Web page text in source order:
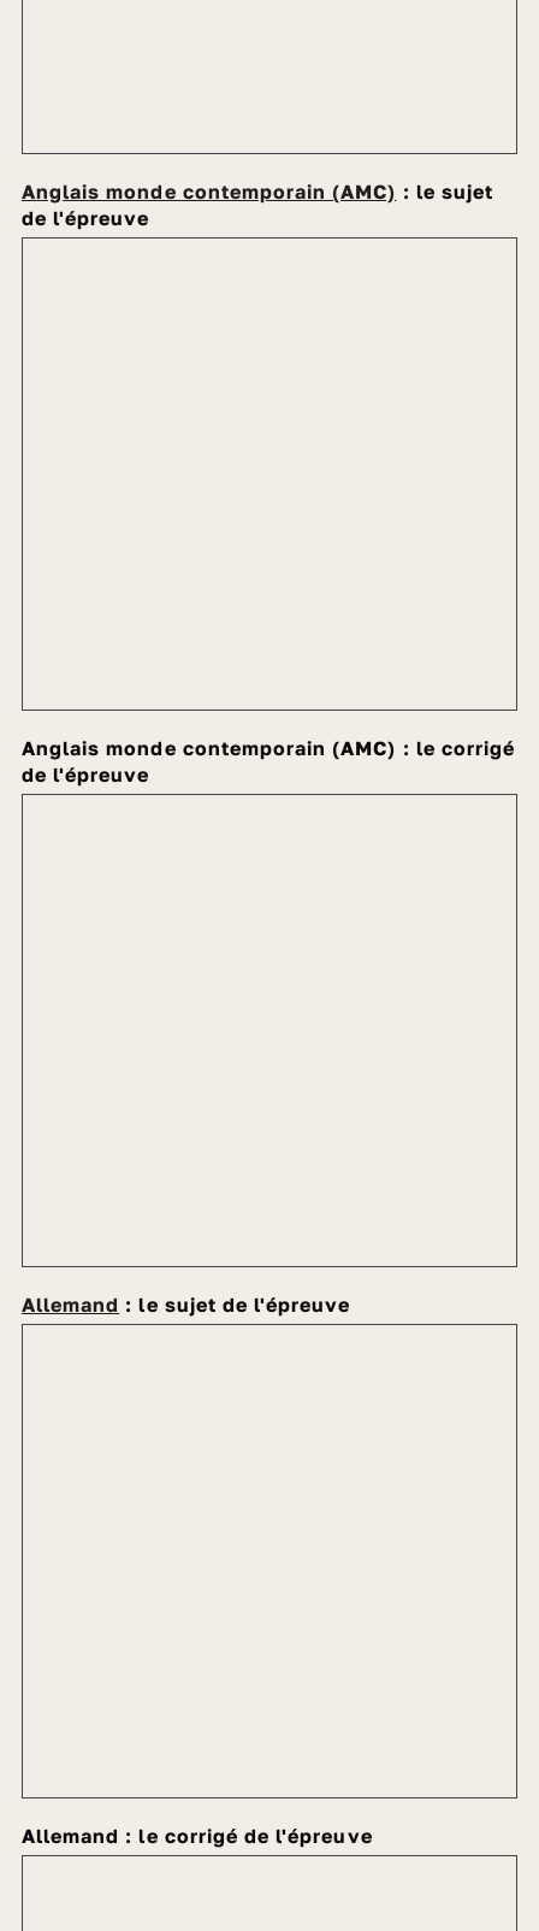
Anglais monde contemporain (AMC) : le sujet
de l'épreuve
Anglais monde contemporain (AMC) : le corrigé
de l'épreuve
Allemand : le sujet de l'épreuve
Allemand : le corrigé de l'épreuve